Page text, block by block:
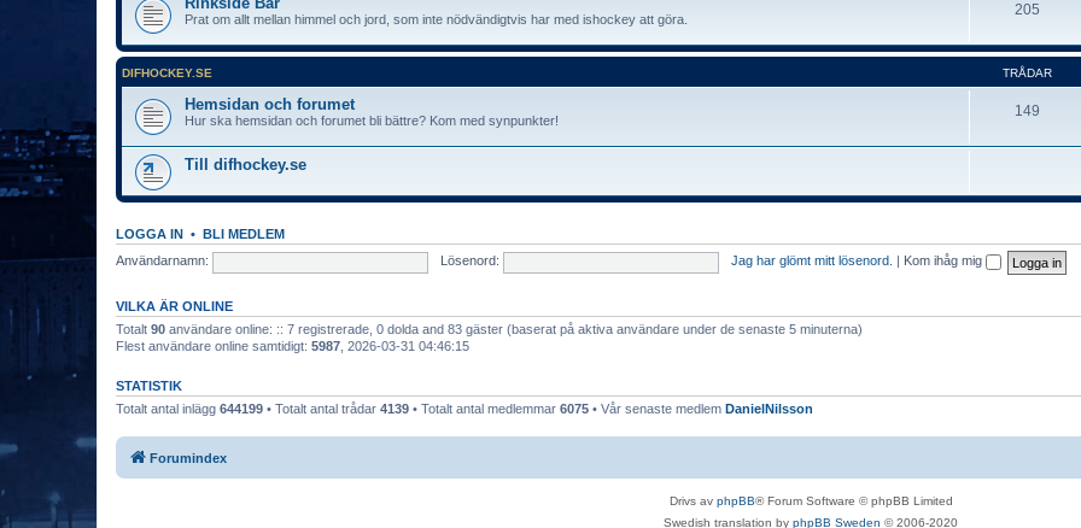
Prat om allt mellan himmel och jord, som inte nödvändigtvis har med ishockey att göra.
205
DIFHOCKEY.SE TRÅDAR
Hemsidan och forumet
Hur ska hemsidan och forumet bli bättre? Kom med synpunkter!
149
Till difhockey.se
LOGGA IN • BLI MEDLEM
Användarnamn:
Lösenord: Jag har glömt mitt lösenord. Kom ihåg mig
VILKA ÄR ONLINE
Totalt 90 användare online: :: 7 registrerade, 0 dolda and 83 gäster (baserat på aktiva användare under de senaste 5 minuterna)
Flest användare online samtidigt: 5987 , 2026-03-31 04:46:15
STATISTIK
Totalt antal inlägg 644199 • Totalt antal trådar 4139 • Totalt antal medlemmar 6075 • Vår senaste medlem DanielNilsson
Forumindex
Drivs av phpBB® Forum Software © phpBB Limited
Swedish translation by phpBB Sweden © 2006-2020